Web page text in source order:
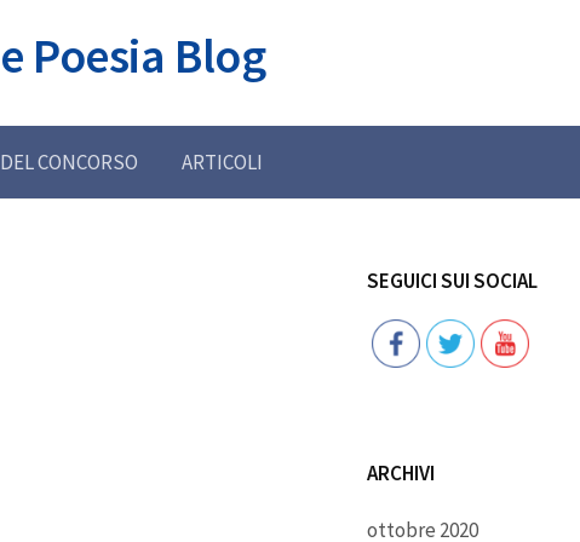
Poesia Blog
CONCORSO ARTICOLI
SEGUICI SUI SOCIAL
Follow
ARCHIVI
ottobre 2020